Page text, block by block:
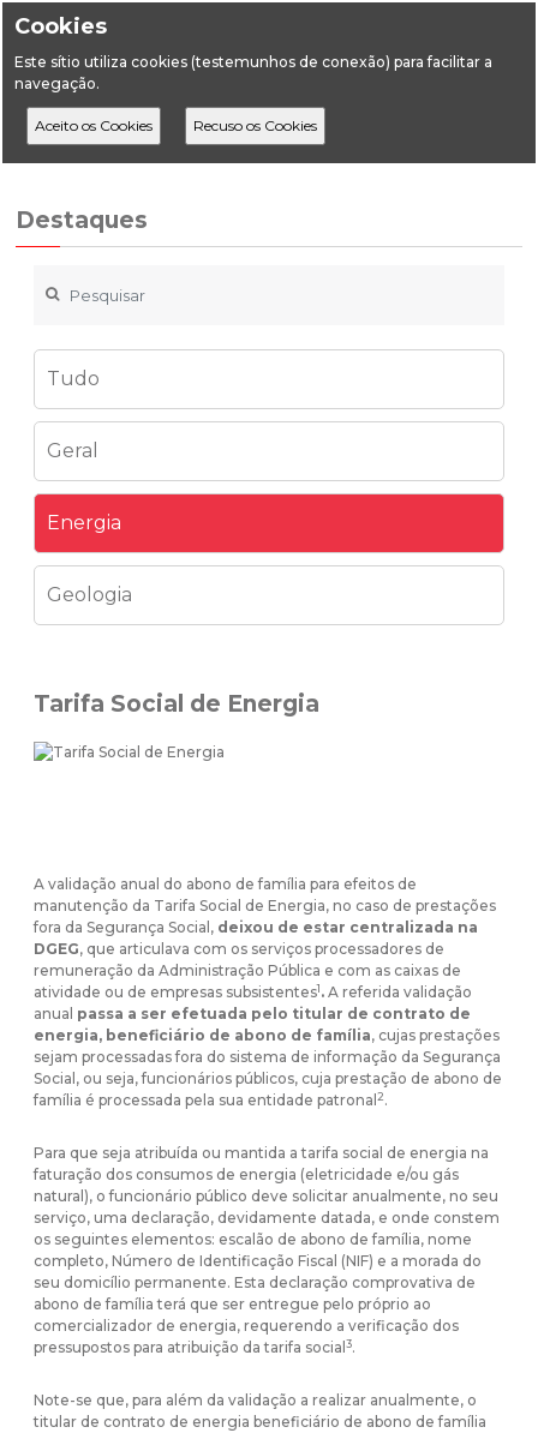
Cookies
Este sítio utiliza cookies (testemunhos de conexão) para facilitar a
navegação.
HomeDestaques Energia Tarifa Social de Energia
Destaques
Tudo
Geral
Energia
Geologia
Tarifa Social de Energia
A validação anual do abono de família para efeitos de
manutenção da Tarifa Social de Energia, no caso de prestações
fora da Segurança Social, deixou de estar centralizada na
DGEG, que articulava com os serviços processadores de
remuneração da Administração Pública e com as caixas de
atividade ou de empresas subsistentes1. A referida validação
anual passa a ser efetuada pelo titular de contrato de
energia, beneficiário de abono de família, cujas prestações
sejam processadas fora do sistema de informação da Segurança
Social, ou seja, funcionários públicos, cuja prestação de abono de
família é processada pela sua entidade patronal2.
Para que seja atribuída ou mantida a tarifa social de energia na
faturação dos consumos de energia (eletricidade e/ou gás
natural), o funcionário público deve solicitar anualmente, no seu
serviço, uma declaração, devidamente datada, e onde constem
os seguintes elementos: escalão de abono de família, nome
completo, Número de Identificação Fiscal (NIF) e a morada do
seu domicílio permanente. Esta declaração comprovativa de
abono de família terá que ser entregue pelo próprio ao
comercializador de energia, requerendo a verificação dos
pressupostos para atribuição da tarifa social3.
Note-se que, para além da validação a realizar anualmente, o
titular de contrato de energia beneficiário de abono de família